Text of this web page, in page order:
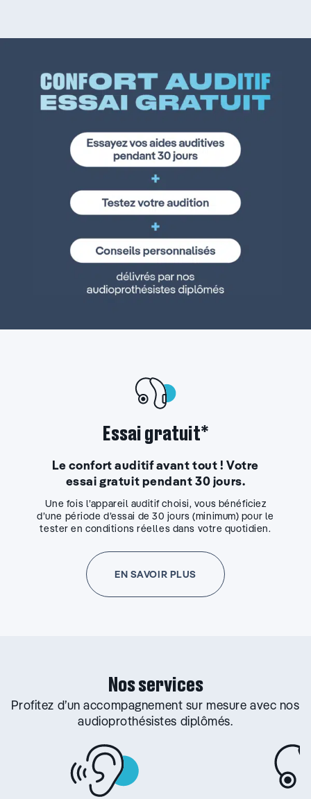
Essai gratuit*
Le confort auditif avant tout ! Votre
essai gratuit pendant 30 jours.
Une fois l’appareil auditif choisi, vous bénéficiez
d’une période d’essai de 30 jours (minimum) pour le
tester en conditions réelles dans votre quotidien.
EN SAVOIR PLUS
Nos services
Profitez d’un accompagnement sur mesure avec nos
audioprothésistes diplômés.